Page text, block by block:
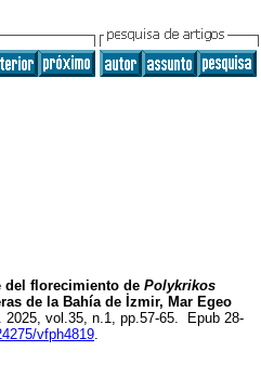
del florecimiento de Polykrikos
de la Bahía de İzmir, Mar Egeo
2025, vol.35, n.1, pp.57-65. Epub 28-
vfph4819.